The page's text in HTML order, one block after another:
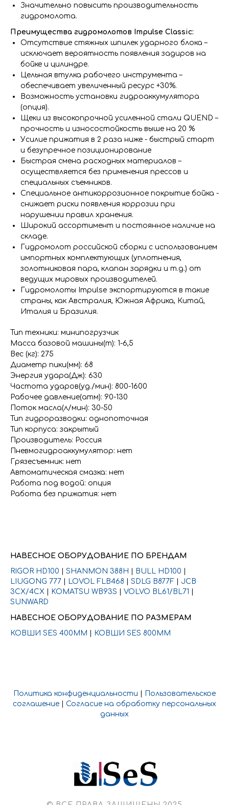
Значительно повысить производительность
гидромолота.
Преимущества гидромолотов Impulse Classic:
Отсутствие стяжных шпилек ударного блока –
исключает вероятность появления задиров на
бойке и цилиндре.
Цельная втулка рабочего инструмента –
обеспечивает увеличенный ресурс +30%.
Возможность установки гидроаккумулятора
(опция).
Щеки из высокопрочной усиленной стали QUEND –
прочность и износостойкость выше на 20 %
Усилие прижатия в 2 раза ниже - быстрый старт
и безупречное позиционирование
Быстрая смена расходных материалов –
осуществляется без применения прессов и
специальных съемников.
Специальное антикоррозионное покрытие бойка -
снижает риски появления коррозии при
нарушении правил хранения.
Широкий ассортимент и постоянное наличие на
складе.
Гидромолот российской сборки с использованием
импортных комплектующих (уплотнения,
золотниковая пара, клапан зарядки и т.д.) от
ведущих мировых производителей.
Гидромолоты Impulse экспортируются в такие
страны, как Австралия, Южная Африка, Китай,
Италия и Бразилия.
Тип техники: минипогрузчик
Масса базовой машины(т): 1-6,5
Вес (кг): 275
Диаметр пики(мм): 68
Энергия удара(Дж): 630
Частота ударов(уд./мин): 800-1600
Рабочее давление(атм): 90-130
Поток масла(л/мин): 30-50
Тип гидроразводки: однопоточная
Тип корпуса: закрытый
Производитель: Россия
Пневмогидроаккумулятор: нет
Грязесъемник: нет
Автоматическая смазка: нет
Работа под водой: опция
Работа без прижатия: нет
НАВЕСНОЕ ОБОРУДОВАНИЕ ПО БРЕНДАМ
RIGOR HD100
SHANMON 388H BULL HD100
LIUGONG 777
LOVOL FLB468 SDLG B877F
JCB
3CX/4CX
KOMATSU WB93S VOLVO BL61/BL71
SUNWARD
НАВЕСНОЕ ОБОРУДОВАНИЕ ПО РАЗМЕРАМ
КОВШИ SES 400ММ
КОВШИ SES 800ММ
Политика конфиденциальности
Пользовательское
соглашение
Согласие на обработку персональных
данных